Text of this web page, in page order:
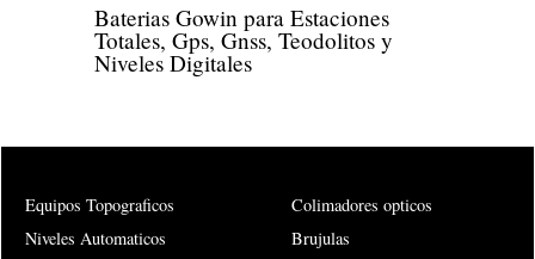
Baterias Gowin para Estaciones
Totales, Gps, Gnss, Teodolitos y
Niveles Digitales
Equipos Topograficos
Niveles Automaticos
Colimadores opticos
Brujulas